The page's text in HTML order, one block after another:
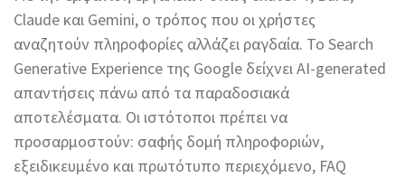
Claude και Gemini, ο τρόπος που οι χρήστες
αναζητούν πληροφορίες αλλάζει ραγδαία. Το Search
Generative Experience της Google δείχνει AI-generated
απαντήσεις πάνω από τα παραδοσιακά
αποτελέσματα. Οι ιστότοποι πρέπει να
προσαρμοστούν: σαφής δομή πληροφοριών,
εξειδικευμένο και πρωτότυπο περιεχόμενο, FAQ